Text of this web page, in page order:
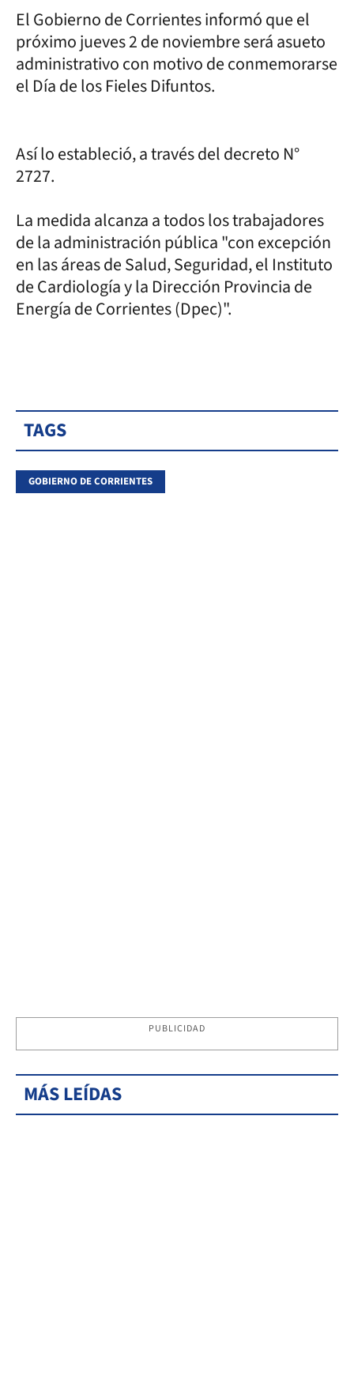
El Gobierno de Corrientes informó que el
próximo jueves 2 de noviembre será asueto
administrativo con motivo de conmemorarse
el Día de los Fieles Difuntos.
Así lo estableció, a través del decreto N°
2727.
La medida alcanza a todos los trabajadores
de la administración pública "con excepción
en las áreas de Salud, Seguridad, el Instituto
de Cardiología y la Dirección Provincia de
Energía de Corrientes (Dpec)".
TAGS
GOBIERNO DE CORRIENTES
PUBLICIDAD
MÁS LEÍDAS